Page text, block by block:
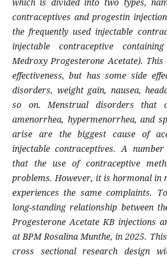
contraceptives and progestin
the frequently used injectable
injectable contraceptive
Medroxy Progesterone Acetate).
effectiveness, but has some side
disorders, weight gain, nausea,
so on. Menstrual disorders
amenorrhea, hypermenorrhea, and
arise are the biggest cause of
injectable contraceptives. A number
that the use of contraceptive
problems. However, it is hormonal in
experiences the same complaints.
long-standing relationship between
Progesterone Acetate KB injections
at BPM Rosalina Munthe, in 2025.
cross sectional research design